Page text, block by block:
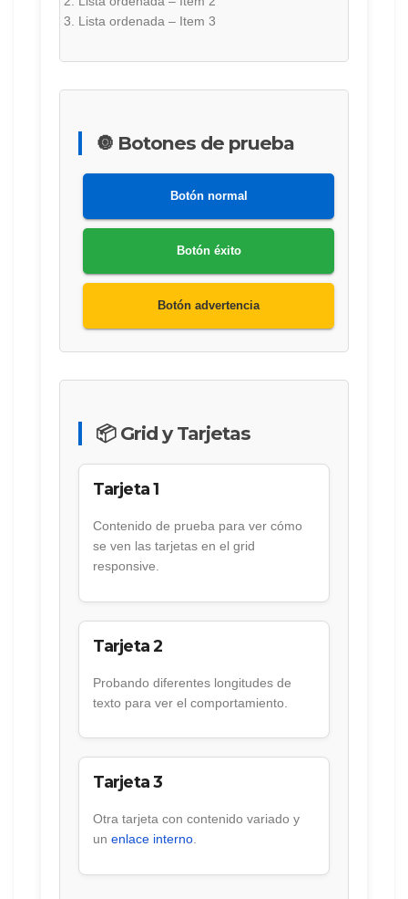
Lista ordenada – Item 3
🔘 Botones de prueba
Botón normal
Botón éxito
Botón advertencia
📦 Grid y Tarjetas
Tarjeta 1
Contenido de prueba para ver cómo
se ven las tarjetas en el grid
responsive.
Tarjeta 2
Probando diferentes longitudes de
texto para ver el comportamiento.
Tarjeta 3
Otra tarjeta con contenido variado y
un enlace interno.